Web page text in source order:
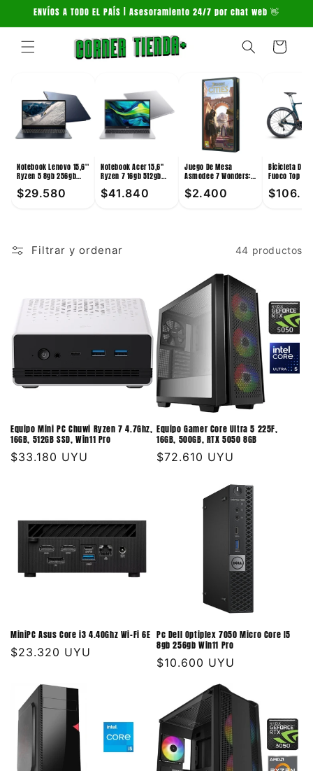
directamente
al contenido
ENVÍOS A TODO EL PAÍS | Asesoramiento 24/7 por chat web 👋
Carrito
Notebook Lenovo 15,6''
Ryzen 5 8gb 256gb
$29.580
Notebook Acer 15,6''
Ryzen 7 16gb 512gb
$41.840
Juego De Mesa
Asmodee 7 Wonders:
$2.400
Bicicleta De
Fuoco Top
Filtrar y ordenar 44 productos
Equipo Mini PC Chuwi Ryzen 7 4.7Ghz,
16GB, 512GB SSD, Win11 Pro
Precio
$33.180 UYU
Equipo Gamer Core Ultra 5 225F,
16GB, 500GB, RTX 5050 8GB
Precio
$72.610 UYU
MiniPC Asus Core i3 4.40Ghz Wi-Fi 6E
Precio
$23.320 UYU
Pc Dell Optiplex 7050 Micro Core I5
8gb 256gb Win11 Pro
Precio
$10.600 UYU